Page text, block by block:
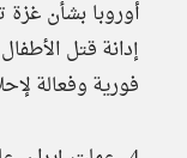
أوروبا بشأن
إدانة قتل
فورية وفعالة